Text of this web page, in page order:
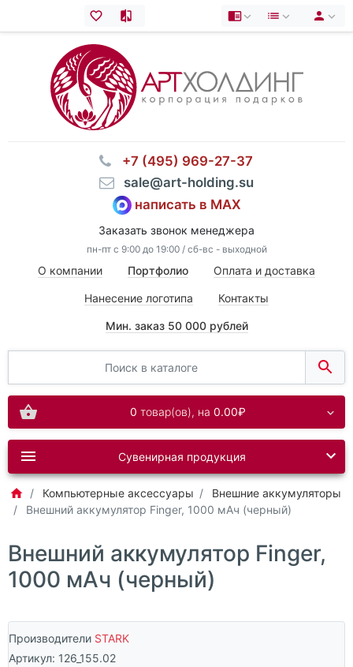
⠀+7 (495) 969-27-37
⠀sale@art-holding.su
написать в MAX
Заказать звонок менеджера
пн-пт с 9:00 до 19:00 / сб-вс - выходной
О компании Портфолио Оплата и доставка
Нанесение логотипа Контакты
Мин. заказ 50 000 рублей
0 товар(ов), на 0.00₽
Сувенирная продукция
Компьютерные аксессуары
Внешние аккумуляторы
Внешний аккумулятор Finger, 1000 мАч (черный)
Внешний аккумулятор Finger,
1000 мАч (черный)
Производители STARK
Артикул: 126_155.02